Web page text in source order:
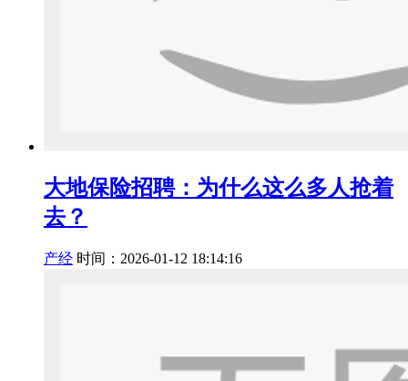
大地保险招聘：为什么这么多人抢着
去？
产经 时间：2026-01-12 18:14:16